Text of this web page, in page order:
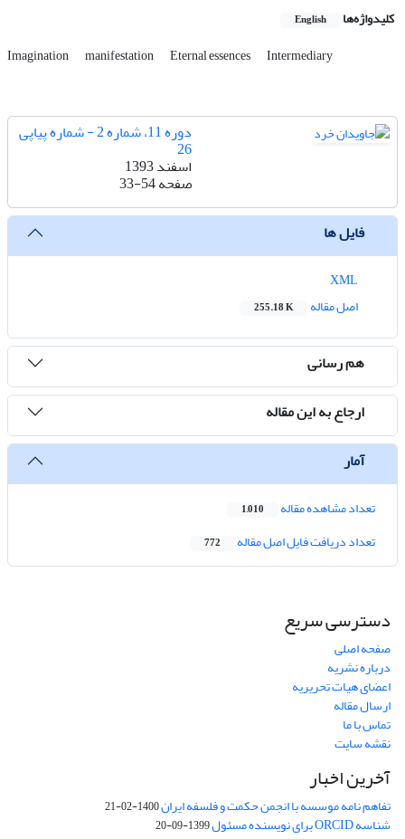
کلیدواژه‌ها English
Imagination manifestation Eternal essences Intermediary
دوره 11، شماره 2 - شماره پیاپی
26
اسفند 1393
صفحه33-54
فایل ها
اصل مقاله
255.18 K
هم رسانی
ارجاع به این مقاله
آمار
تعداد مشاهده مقاله 1,010
تعداد دریافت فایل اصل مقاله 772
دسترسی سریع
صفحه اصلی
درباره نشریه
اعضای هیات تحریریه
ارسال مقاله
تماس با ما
نقشه سایت
آخرین اخبار
تفاهم نامه موسسه با انجمن حکمت و فلسفه ایران1400-02-21
شناسه ORCID برای نویسنده مسئول 1399-09-20